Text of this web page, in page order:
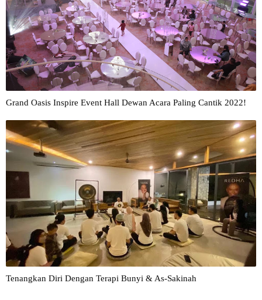
Grand Oasis Inspire Event Hall Dewan Acara Paling Cantik 2022!
Tenangkan Diri Dengan Terapi Bunyi & As-Sakinah